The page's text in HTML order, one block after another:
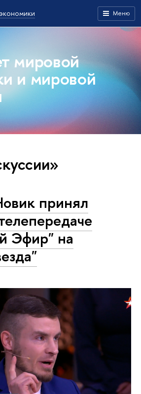
Меню
мировой
и мировой
принял
Эфир" на